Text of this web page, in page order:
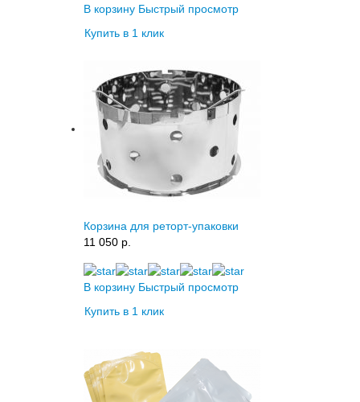
В корзину Быстрый просмотр
Купить в 1 клик
Корзина для реторт-упаковки
11 050 p.
В корзину Быстрый просмотр
Купить в 1 клик